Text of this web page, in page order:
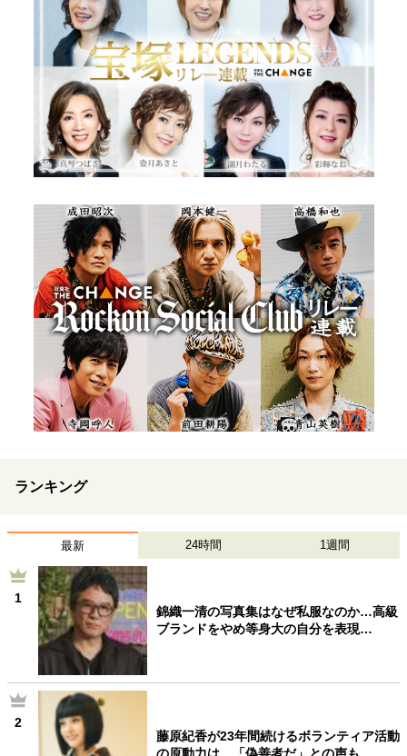
ランキング
最新 24時間 1週間
1
錦織一清の写真集はなぜ私服なのか…高級
ブランドをやめ等身大の自分を表現…
2
藤原紀香が23年間続けるボランティア活動